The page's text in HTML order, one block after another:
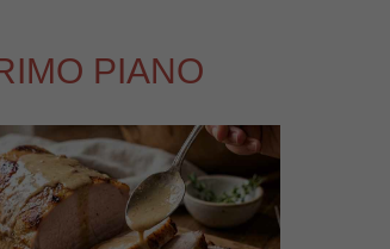
PIANO